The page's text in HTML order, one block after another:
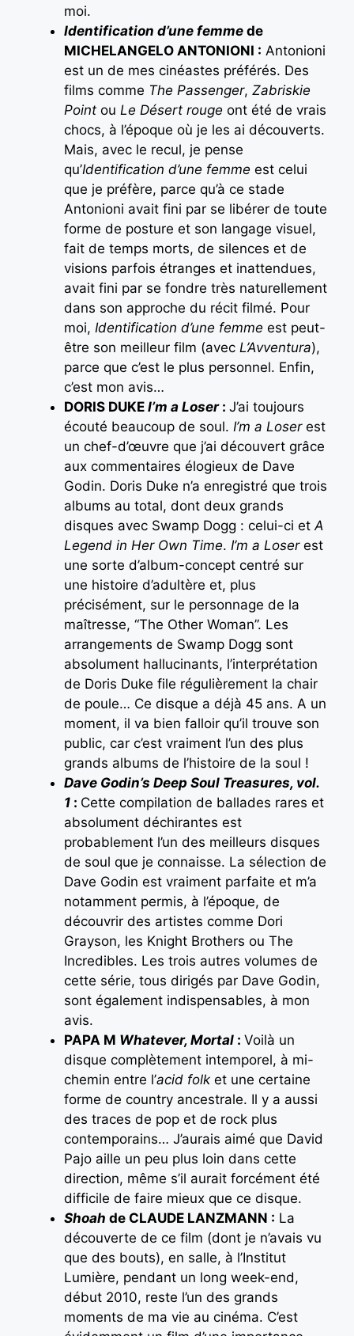
moi.
Identification d’une femme de
MICHELANGELO ANTONIONI : Antonioni
est un de mes cinéastes préférés. Des
films comme The Passenger, Zabriskie
Point ou Le Désert rouge ont été de vrais
chocs, à l’époque où je les ai découverts.
Mais, avec le recul, je pense
qu’Identification d’une femme est celui
que je préfère, parce qu’à ce stade
Antonioni avait fini par se libérer de toute
forme de posture et son langage visuel,
fait de temps morts, de silences et de
visions parfois étranges et inattendues,
avait fini par se fondre très naturellement
dans son approche du récit filmé. Pour
moi, Identification d’une femme est peut-
être son meilleur film (avec L’Avventura),
parce que c’est le plus personnel. Enfin,
c’est mon avis…
DORIS DUKE I’m a Loser : J’ai toujours
écouté beaucoup de soul. I’m a Loser est
un chef-d’œuvre que j’ai découvert grâce
aux commentaires élogieux de Dave
Godin. Doris Duke n’a enregistré que trois
albums au total, dont deux grands
disques avec Swamp Dogg : celui-ci et A
Legend in Her Own Time. I’m a Loserest
une sorte d’album-concept centré sur
une histoire d’adultère et, plus
précisément, sur le personnage de la
maîtresse, “The Other Woman”. Les
arrangements de Swamp Dogg sont
absolument hallucinants, l’interprétation
de Doris Duke file régulièrement la chair
de poule… Ce disque a déjà 45 ans. A un
moment, il va bien falloir qu’il trouve son
public, car c’est vraiment l’un des plus
grands albums de l’histoire de la soul !
Dave Godin’s Deep Soul Treasures, vol.
1 : Cette compilation de ballades rares et
absolument déchirantes est
probablement l’un des meilleurs disques
de soul que je connaisse. La sélection de
Dave Godin est vraiment parfaite et m’a
notamment permis, à l’époque, de
découvrir des artistes comme Dori
Grayson, les Knight Brothers ou The
Incredibles. Les trois autres volumes de
cette série, tous dirigés par Dave Godin,
sont également indispensables, à mon
avis.
PAPA M Whatever, Mortal : Voilà un
disque complètement intemporel, à mi-
chemin entre l’acid folk et une certaine
forme de country ancestrale. Il y a aussi
des traces de pop et de rock plus
contemporains… J’aurais aimé que David
Pajo aille un peu plus loin dans cette
direction, même s’il aurait forcément été
difficile de faire mieux que ce disque.
Shoah de CLAUDE LANZMANN : La
découverte de ce film (dont je n’avais vu
que des bouts), en salle, à l’Institut
Lumière, pendant un long week-end,
début 2010, reste l’un des grands
moments de ma vie au cinéma. C’est